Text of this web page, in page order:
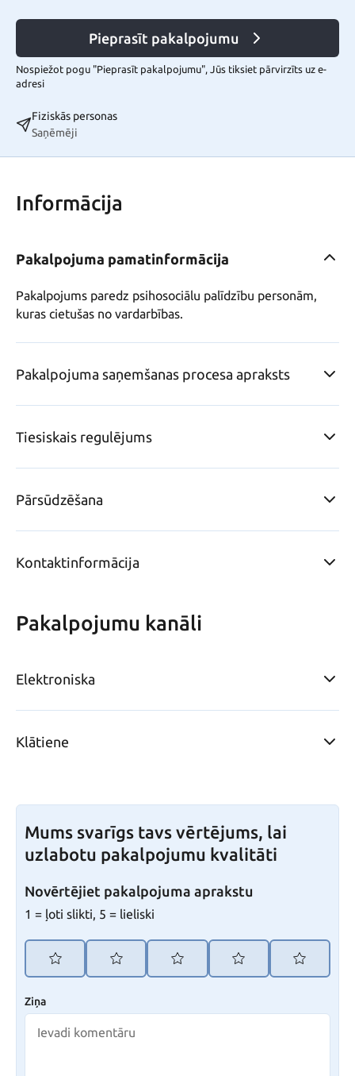
Pieprasīt pakalpojumu
Nospiežot pogu "Pieprasīt pakalpojumu", Jūs tiksiet pārvirzīts uz e-
adresi
Fiziskās personas
Saņēmēji
Informācija
Pakalpojuma pamatinformācija
Pakalpojums paredz psihosociālu palīdzību personām,
kuras cietušas no vardarbības.
Pakalpojuma saņemšanas procesa apraksts
Tiesiskais regulējums
Pārsūdzēšana
Kontaktinformācija
Pakalpojumu kanāli
Elektroniska
Klātiene
Mums svarīgs tavs vērtējums, lai
uzlabotu pakalpojumu kvalitāti
Novērtējiet pakalpojuma aprakstu
1 = ļoti slikti, 5 = lieliski
Ziņa